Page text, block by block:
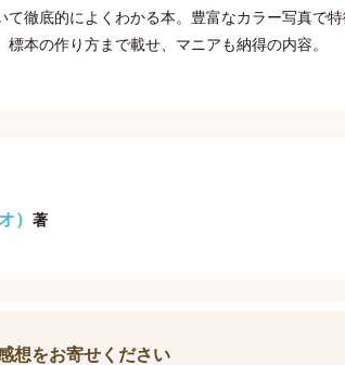
て徹底的によくわかる本。豊富なカラー写真で
本の作り方まで載せ、マニアも納得の内容。
） 著
想をお寄せください